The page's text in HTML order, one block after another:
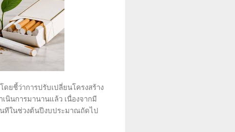
ยชี้ว่าการปรับเปลี่ยนโครงสร้าง
นินการมานานแล้ว เนื่องจากมี
นทีในช่วงต้นปีงบประมาณถัดไป